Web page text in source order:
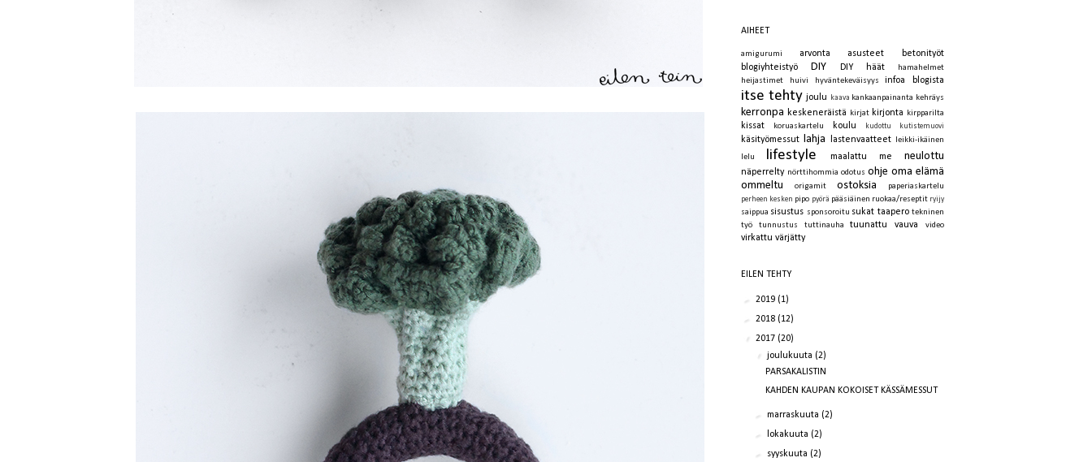
AIHEET
amigurumi arvonta asusteet
betonityöt
blogiyhteistyö
DIY DIY häät
hamahelmet
heijastimet
huivi hyväntekeväisyys infoa blogista
itse tehty joulu kaava kankaanpainanta kehräys
kerronpa keskeneräistä kirjat kirjonta kirpparilta
kissat koruaskartelu koulu kudottu kutistemuovi
käsityömessut lahja lastenvaatteet
leikki-ikäinen
lelu
lifestyle maalattu me neulottu
näperrelty nörttihommia odotus ohje oma elämä
ommeltu
origamit ostoksia paperiaskartelu
perheen kesken pipo pyörä pääsiäinen ruokaa/reseptit ryijy
saippua sisustus sponsoroitu sukat taapero tekninen
työ
tunnustus tuttinauha tuunattu vauva video
virkattu värjätty
EILEN TEHTY
► 2019 (1)
► 2018 (12)
▼ 2017 (20)
▼joulukuuta (2)
PARSAKALISTIN
KAHDEN KAUPAN KOKOISET KÄSSÄMESSUT
►marraskuuta (2)
► lokakuuta (2)
► syyskuuta (2)